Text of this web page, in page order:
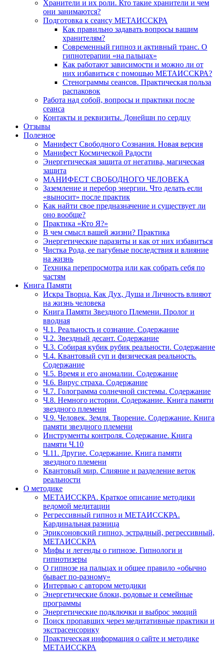
Хранители и их роли. Кто такие хранители и чем
они занимаются?
Подготовка к сеансу МЕТАИССКРА
Как правильно задавать вопросы вашим
хранителям?
Современный гипноз и активный транс. О
гипнотерапии «на пальцах»
Как работают зависимости и можно ли от
них избавиться с помощью МЕТАИССКРА?
Стенограммы сеансов. Практическая польза
распаковок
Работа над собой, вопросы и практики после
сеанса
Контакты и реквизиты. Донейшн по сердцу
Отзывы
Полезное
Манифест Свободного Сознания. Новая версия
Манифест Космической Радости
Энергетическая защита от негатива, магическая
защита
МАНИФЕСТ СВОБОДНОГО ЧЕЛОВЕКА
Заземление и перебор энергии. Что делать если
«выносит» после практик
Как найти свое предназначение и существует ли
оно вообще?
Практика «Кто Я?»
В чем смысл вашей жизни? Практика
Энергетические паразиты и как от них избавиться
Чистка Рода, ее пагубные последствия и влияние
на жизнь
Техника перепросмотра или как собрать себя по
частям
Книга Памяти
Искра Творца. Как Дух, Душа и Личность влияют
на жизнь человека
Книга Памяти Звездного Племени. Пролог и
вводная
Ч.1. Реальность и сознание. Содержание
Ч.2. Звездный десант. Содержание
Ч.3. Собирая кубик рубик реальности. Содержание
Ч.4. Квантовый суп и физическая реальность.
Содержание
Ч.5. Время и его аномалии. Содержание
Ч.6. Вирус страха. Содержание
Ч.7. Голограмма солнечной системы. Содержание
Ч.8. Немного истории. Содержание. Книга памяти
звездного племени
Ч.9. Человек. Земля. Творение. Содержание. Книга
памяти звездного племени
Инструменты контроля. Содержание. Книга
памяти Ч.10
Ч.11. Другие. Содержание. Книга памяти
звездного племени
Квантовый мир. Слияние и разделение веток
реальности
О методике
МЕТАИССКРА. Краткое описание методики
ведомой медитации
Регрессивный гипноз и МЕТАИССКРА.
Кардинальная разница
Эриксоновский гипноз, эстрадный, регрессивный,
МЕТАИССКРА
Мифы и легенды о гипнозе. Гипнологи и
гипнотизеры
О гипнозе на пальцах и общее правило «обычно
бывает по-разному»
Интервью с автором методики
Энергетические блоки, родовые и семейные
программы
Энергетические подключки и выброс эмоций
Поиск пропавших через медитативные практики и
экстрасенсорику
Практическая информация о сайте и методике
МЕТАИССКРА